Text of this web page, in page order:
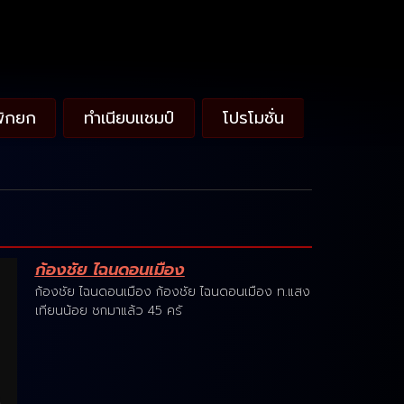
ยก ทำเนียบแชมป์ โปรโมชั่น
ก้องชัย ไฉนดอนเมือง
ก้องชัย ไฉนดอนเมือง ก้องชัย ไฉนดอนเมือง ท.แสง
เทียนน้อย ชกมาแล้ว 45 ครั